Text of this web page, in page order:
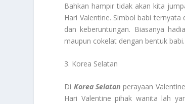
Bahkan hampir tidak akan kita
Hari Valentine. Simbol babi
dan keberuntungan. Biasanya
maupun cokelat dengan bentuk babi.
3. Korea Selatan
Di Korea Selatan perayaan
Hari Valentine pihak wanita lah